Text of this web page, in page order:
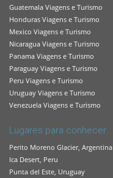
Guatemala Viagens e Turismo
Honduras Viagens e Turismo
Mexico Viagens e Turismo
Nicaragua Viagens e Turismo
Panama Viagens e Turismo
Paraguay Viagens e Turismo
Peru Viagens e Turismo
Uruguay Viagens e Turismo
Venezuela Viagens e Turismo
Lugares para conhecer
Perito Moreno Glacier, Argentina
Ica Desert, Peru
Punta del Este, Uruguay